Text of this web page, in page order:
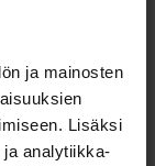
ja mainosten
Lisäksi
analytiikka-